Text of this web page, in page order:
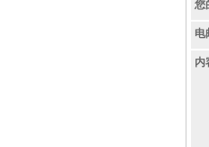
您
电
内